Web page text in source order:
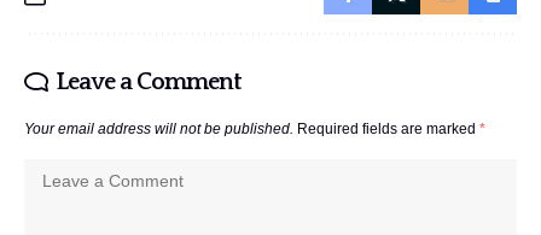
Leave a Comment
Your email address will not be published. Required fields are marked *